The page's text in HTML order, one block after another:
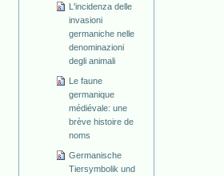
L'incidenza delle
invasioni
germaniche nelle
denominazioni
degli animali
Le faune
germanique
médiévale: une
brève histoire de
noms
Germanische
Tiersymbolik und